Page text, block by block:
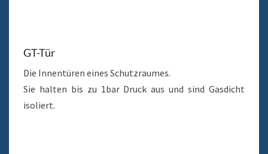
GT-Tür
Die Innentüren eines Schutzraumes.
Sie halten bis zu 1bar Druck aus und sind Gasdicht
isoliert.